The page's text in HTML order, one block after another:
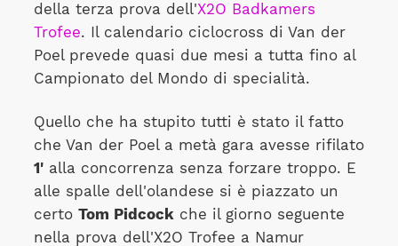
della terza prova dell'X2O Badkamers
Trofee. Il calendario ciclocross di Van der
Poel prevede quasi due mesi a tutta fino al
Campionato del Mondo di specialità.
Quello che ha stupito tutti è stato il fatto
che Van der Poel a metà gara avesse rifilato
1'alla concorrenza senza forzare troppo. E
alle spalle dell'olandese si è piazzato un
certo Tom Pidcock che il giorno seguente
nella prova dell'X2O Trofee a Namur